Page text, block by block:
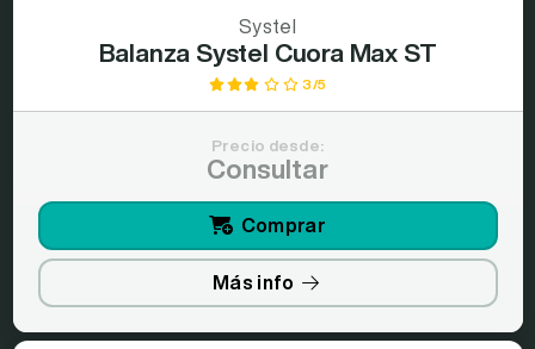
Systel
Balanza Systel Cuora Max ST
3/5
Precio desde:
Consultar
Comprar
Más info